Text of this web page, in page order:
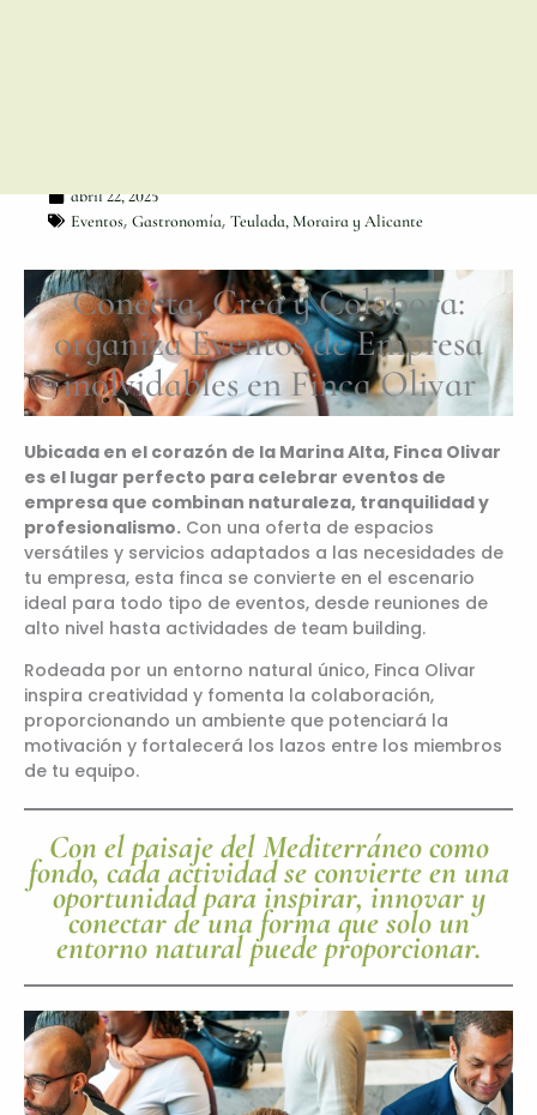
abril 22, 2025
Eventos, Gastronomía, Teulada, Moraira y Alicante
Conecta, Crea y Colabora:
organiza Eventos de Empresa
inolvidables en Finca Olivar
Ubicada en el corazón de la Marina Alta, Finca Olivar
es el lugar perfecto para celebrar eventos de
empresa que combinan naturaleza, tranquilidad y
profesionalismo. Con una oferta de espacios
versátiles y servicios adaptados a las necesidades de
tu empresa, esta finca se convierte en el escenario
ideal para todo tipo de eventos, desde reuniones de
alto nivel hasta actividades de team building.
Rodeada por un entorno natural único, Finca Olivar
inspira creatividad y fomenta la colaboración,
proporcionando un ambiente que potenciará la
motivación y fortalecerá los lazos entre los miembros
de tu equipo.
Con el paisaje delMediterráneocomo
fondo, cada actividad se convierte en una
oportunidad para inspirar, innovar y
conectar de una forma que solo un
entorno natural puede proporcionar.